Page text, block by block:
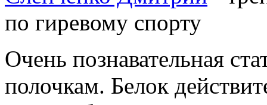
по гиревому спорту
Очень познавательная
полочкам. Белок